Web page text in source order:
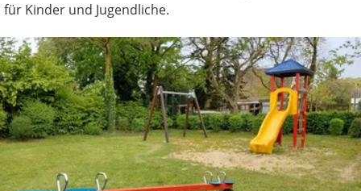
für Kinder und Jugendliche.